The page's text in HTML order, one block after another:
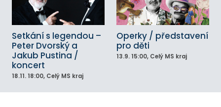
Setkání s legendou –
Peter Dvorský a
Jakub Pustina /
koncert
18.11. 18:00, Celý MS kraj
Operky / představení
pro děti
13.9. 15:00, Celý MS kraj